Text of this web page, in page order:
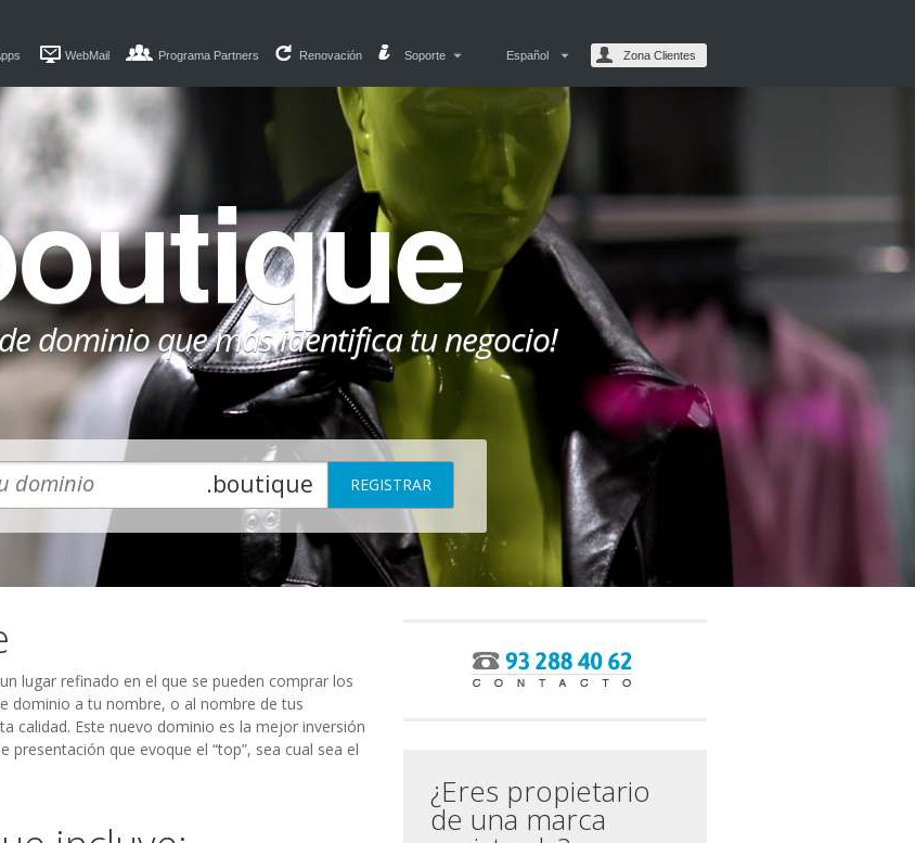
WebMail Programa Partners Renovación Soporte Español Zona Clientes
dominio que más identifica tu negocio!
.boutique
lugar refinado en el que se pueden comprar los
dominio a tu nombre, o al nombre de tus
calidad. Este nuevo dominio es la mejor inversión
que evoque el “top”, sea cual sea el
¿Eres propietario
de una marca